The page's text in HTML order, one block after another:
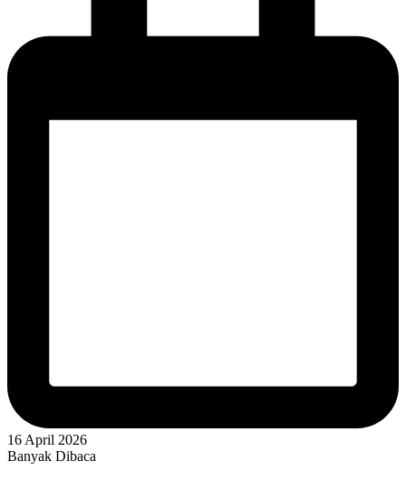
16 April 2026
Banyak Dibaca